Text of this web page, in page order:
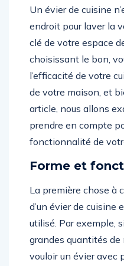
Un évier de cuisine
endroit pour laver la
clé de votre espace
choisissant le bon,
l’efficacité de votre
de votre maison, et
article, nous allons
prendre en compte
fonctionnalité de
Forme et
La première chose à
d’un évier de cuisine
utilisé. Par exemple,
grandes quantités de
vouloir un évier avec